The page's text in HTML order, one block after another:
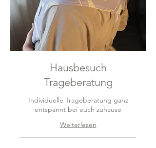
Hausbesuch
Trageberatung
Individuelle Trageberatung ganz
entspannt bei euch zuhause
Weiterlesen